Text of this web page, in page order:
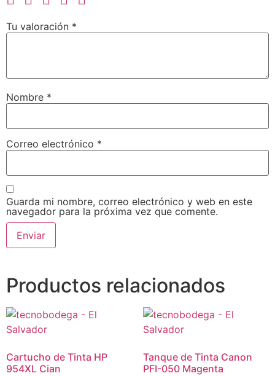
Tu valoración *
Nombre *
Correo electrónico *
Guarda mi nombre, correo electrónico y web en este
navegador para la próxima vez que comente.
Productos relacionados
Cartucho de Tinta HP
954XL Cian
Tanque de Tinta Canon
PFI-050 Magenta